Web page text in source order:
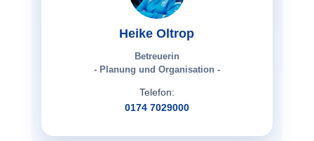
Heike Oltrop
Betreuerin
- Planung und Organisation -
Telefon:
0174 7029000